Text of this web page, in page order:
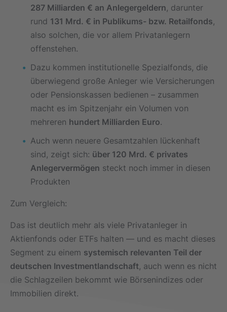
287 Milliarden € an Anlegergeldern, darunter
rund 131 Mrd. € in Publikums- bzw. Retailfonds,
also solchen, die vor allem Privatanlegern
offenstehen.
Dazu kommen institutionelle Spezialfonds, die
überwiegend große Anleger wie Versicherungen
oder Pensionskassen bedienen – zusammen
macht es im Spitzenjahr ein Volumen von
mehreren hundert Milliarden Euro.
Auch wenn neuere Gesamtzahlen lückenhaft
sind, zeigt sich: über 120 Mrd. € privates
Anlegervermögen steckt noch immer in diesen
Produkten
Zum Vergleich:
Das ist deutlich mehr als viele Privatanleger in
Aktienfonds oder ETFs halten — und es macht dieses
Segment zu einem systemisch relevanten Teil der
deutschen Investmentlandschaft, auch wenn es nicht
die Schlagzeilen bekommt wie Börsenindizes oder
Immobilien direkt.